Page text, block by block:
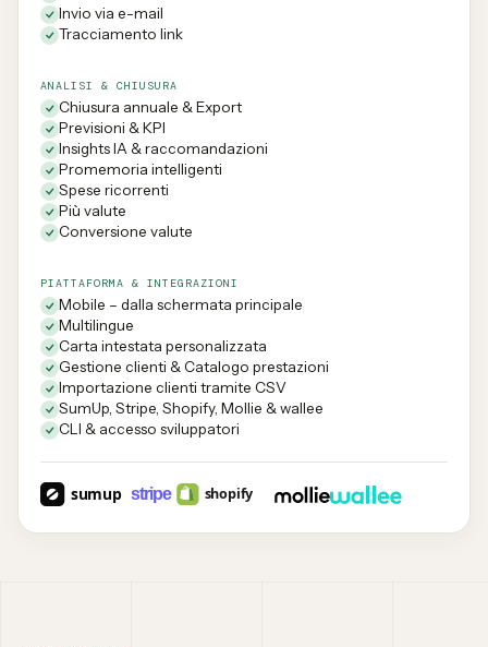
Invio via e-mail
Tracciamento link
ANALISI & CHIUSURA
Chiusura annuale & Export
Previsioni & KPI
Insights IA & raccomandazioni
Promemoria intelligenti
Spese ricorrenti
Più valute
Conversione valute
PIATTAFORMA & INTEGRAZIONI
Mobile – dalla schermata principale
Multilingue
Carta intestata personalizzata
Gestione clienti & Catalogo prestazioni
Importazione clienti tramite CSV
SumUp, Stripe, Shopify, Mollie & wallee
CLI & accesso sviluppatori